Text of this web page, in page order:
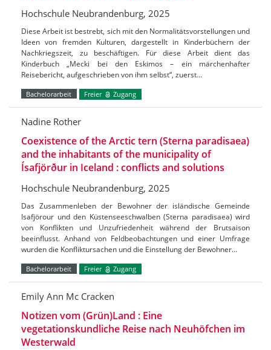
Hochschule Neubrandenburg, 2025
Diese Arbeit ist bestrebt, sich mit den Normalitätsvorstellungen und
Ideen von fremden Kulturen, dargestellt in Kinderbüchern der
Nachkriegszeit, zu beschäftigen. Für diese Arbeit dient das
Kinderbuch „Mecki bei den Eskimos – ein märchenhafter
Reisebericht, aufgeschrieben von ihm selbst“, zuerst…
Bachelorarbeit Freier Zugang
Nadine Rother
Coexistence of the Arctic tern (Sterna paradisaea)
and the inhabitants of the municipality of
Ísafjörður in Iceland : conflicts and solutions
Hochschule Neubrandenburg, 2025
Das Zusammenleben der Bewohner der isländische Gemeinde
Isafjörour und den Küstenseeschwalben (Sterna paradisaea) wird
von Konflikten und Unzufriedenheit während der Brutsaison
beeinflusst. Anhand von Feldbeobachtungen und einer Umfrage
wurden die Konfliktursachen und die Einstellung der Bewohner…
Bachelorarbeit Freier Zugang
Emily Ann Mc Cracken
Notizen vom (Grün)Land : Eine
vegetationskundliche Reise nach Neuhöfchen im
Westerwald